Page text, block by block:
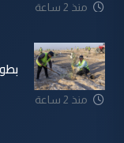
منذ 2 ساعة
منذ 2 ساعة